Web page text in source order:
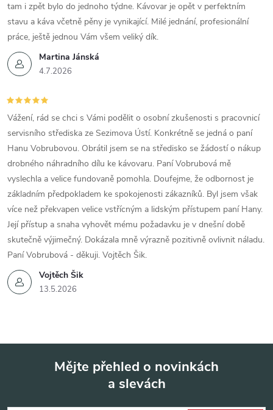
Martina Jánská
4.7.2026
tam i zpět bylo do jednoho týdne. Kávovar je opět v perfektním
stavu a káva včetně pěny je vynikající. Milé jednání, profesionální
práce, ještě jednou Vám všem veliký dík.
Vojtěch Šik
13.5.2026
Vážení, rád se chci s Vámi podělit o osobní zkušenosti s pracovnicí
servisního střediska ze Sezimova Ústí. Konkrétně se jedná o paní
Hanu Vobrubovou. Obrátil jsem se na středisko se žádostí o nákup
drobného náhradního dílu ke kávovaru. Paní Vobrubová mě
vyslechla a velice fundovaně pomohla. Doufejme, že odbornost je
základním předpokladem ke spokojenosti zákazníků. Byl jsem však
více než překvapen velice vstřícným a lidským přístupem paní Hany.
Její přístup a snaha vyhovět mému požadavku je v dnešní době
skutečně výjimečný. Dokázala mně výrazně pozitivně ovlivnit náladu.
Paní Vobrubová - děkuji. Vojtěch Šik.
Mějte přehled o novinkách
a slevách